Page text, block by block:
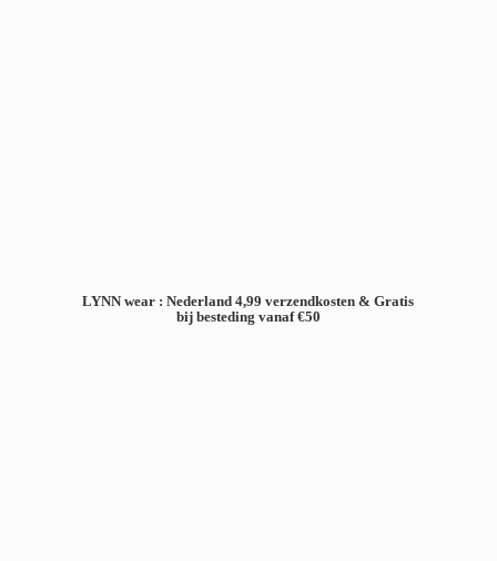
LYNN wear : Nederland 4,99 verzendkosten & Gratis
bij besteding vanaf €50